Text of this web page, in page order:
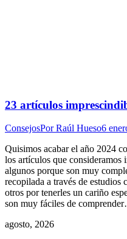
23 artículos
ConsejosPorRaúl Hueso6
Quisimos acabar el año 2024
los artículos que consideramos
algunos porque son muy
recopilada a través de estudios
otros por tenerles un cariño
son muy fáciles de
agosto, 2026